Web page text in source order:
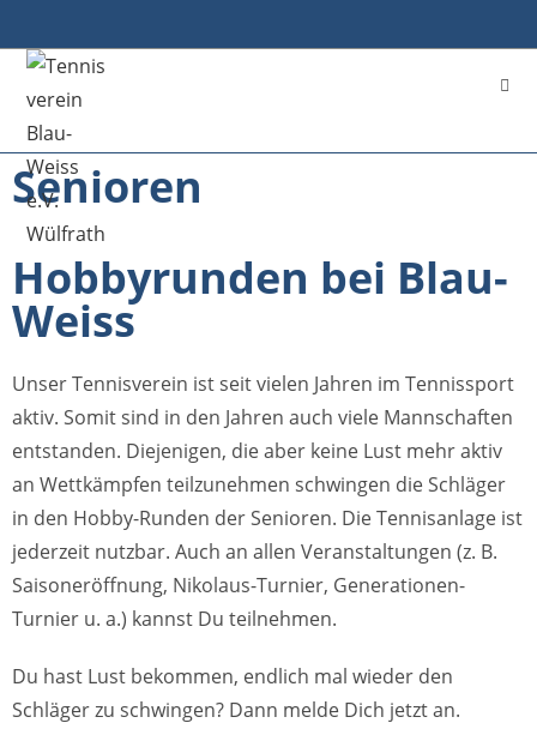
Senioren
Hobbyrunden bei Blau-
Weiss
Unser Tennisverein ist seit vielen Jahren im Tennissport
aktiv. Somit sind in den Jahren auch viele Mannschaften
entstanden. Diejenigen, die aber keine Lust mehr aktiv
an Wettkämpfen teilzunehmen schwingen die Schläger
in den Hobby-Runden der Senioren. Die Tennisanlage ist
jederzeit nutzbar. Auch an allen Veranstaltungen (z. B.
Saisoneröffnung, Nikolaus-Turnier, Generationen-
Turnier u. a.) kannst Du teilnehmen.
Du hast Lust bekommen, endlich mal wieder den
Schläger zu schwingen? Dann melde Dich jetzt an.